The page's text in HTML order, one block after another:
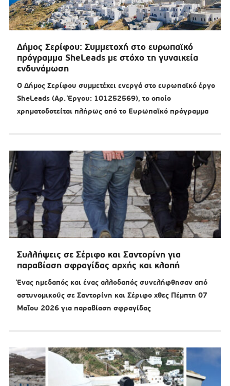
Δήμος Σερίφου: Συμμετοχή στο ευρωπαϊκό
πρόγραμμα SheLeads με στόχο τη γυναικεία
ενδυνάμωση
Ο Δήμος Σερίφου συμμετέχει ενεργά στο ευρωπαϊκό έργο
SheLeads (Αρ. Έργου: 101252569), το οποίο
χρηματοδοτείται πλήρως από το Ευρωπαϊκό πρόγραμμα
Συλλήψεις σε Σέριφο και Σαντορίνη για
παραβίαση σφραγίδας αρχής και κλοπή
Ένας ημεδαπός και ένας αλλοδαπός συνελήφθησαν από
αστυνομικούς σε Σαντορίνη και Σέριφο χθες Πέμπτη 07
Μαΐου 2026 για παραβίαση σφραγίδας